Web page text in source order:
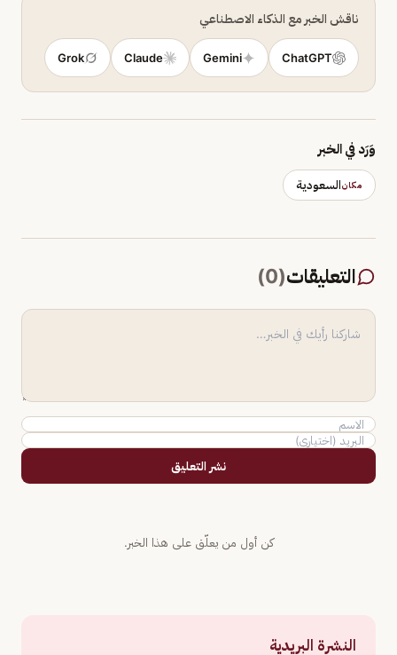
ناقش الخبر مع الذكاء الاصطناعي
ChatGPT
Gemini
Claude
Grok
وَرَد في الخبر
مكانالسعودية
التعليقات(
0
)
نشر التعليق
كن أول من يعلّق على هذا الخبر.
النشرة البريدية